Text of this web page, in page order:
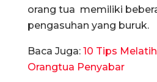
orang tua memiliki
pengasuhan yang buruk.
Baca Juga: 10 Tips
Orangtua Penyabar